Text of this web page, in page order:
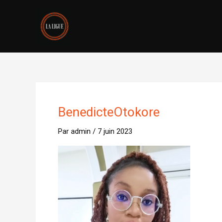
BenedicteOtokore
Par admin / 7 juin 2023